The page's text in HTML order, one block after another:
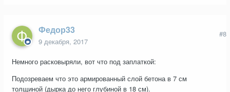
Федор33
9 декабря, 2017
#8
Немного расковыряли, вот что под заплаткой:
Подозреваем что это армированный слой бетона в 7 см
толщиной (дырка до него глубиной в 18 см).